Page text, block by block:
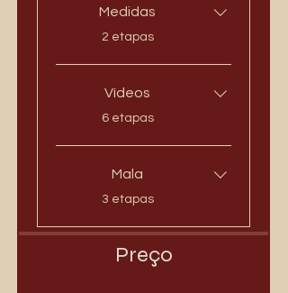
Medidas
.
2 etapas
Vídeos
.
6 etapas
Mala
.
3 etapas
Preço